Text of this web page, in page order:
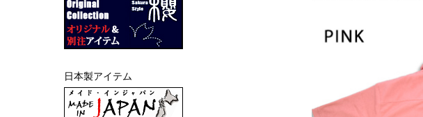
日本製アイテム